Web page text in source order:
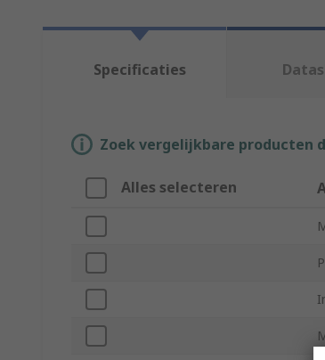
Specificaties
Zoek vergelijkbare producten
Alles selecteren